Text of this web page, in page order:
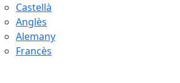
Castellà
Anglès
Alemany
Francès